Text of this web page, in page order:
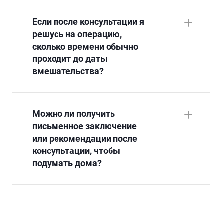
Если после консультации я
решусь на операцию,
сколько времени обычно
проходит до даты
вмешательства?
Можно ли получить
письменное заключение
или рекомендации после
консультации, чтобы
подумать дома?